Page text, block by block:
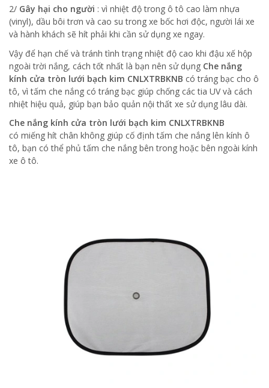
2/ Gây hại cho người : vì nhiệt độ trong ô tô cao làm nhựa
(vinyl), dầu bôi trơn và cao su trong xe bốc hơi độc, người lái xe
và hành khách sẽ hít phải khi cần sử dụng xe ngay.
Vậy để hạn chế và tránh tình trạng nhiệt độ cao khi đậu xế hộp
ngoài trời nắng, cách tốt nhất là bạn nên sử dụng Che nắng
kính cửa tròn lưới bạch kim CNLXTRBKNB có tráng bạc cho ô
tô, vì tấm che nắng có tráng bạc giúp chống các tia UV và cách
nhiệt hiệu quả, giúp bạn bảo quản nội thất xe sử dụng lâu dài.
Che nắng kính cửa tròn lưới bạch kim CNLXTRBKNB
có miếng hít chân không giúp cố định tấm che nắng lên kính ô
tô, bạn có thể phủ tấm che nắng bên trong hoặc bên ngoài kính
xe ô tô.